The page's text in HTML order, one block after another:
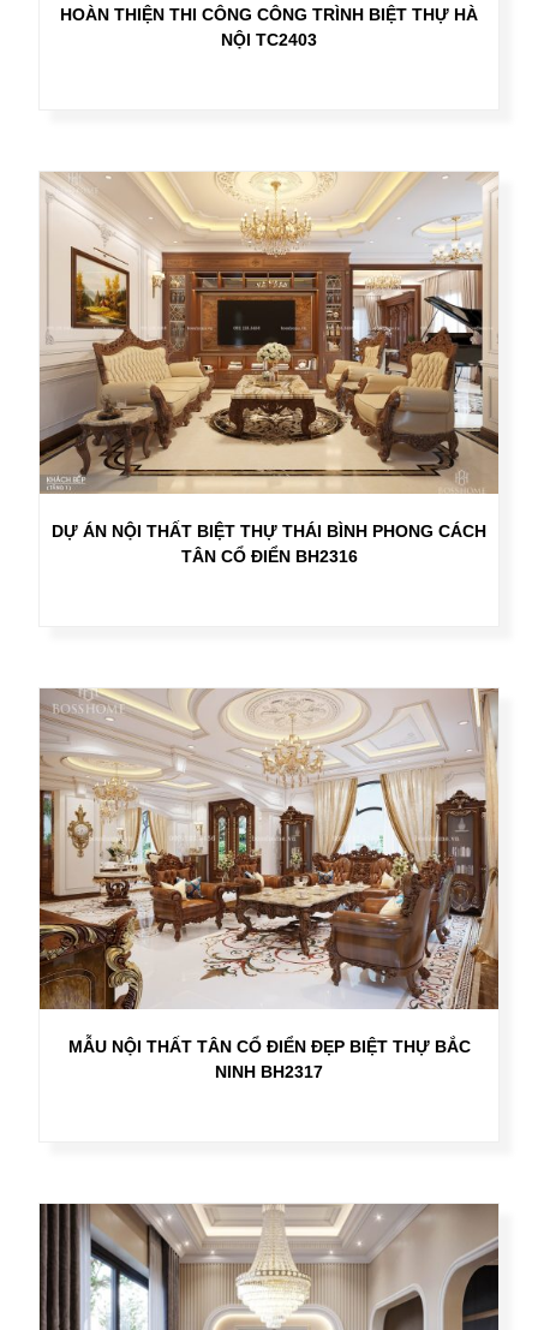
HOÀN THIỆN THI CÔNG CÔNG TRÌNH BIỆT THỰ HÀ
NỘI TC2403
DỰ ÁN NỘI THẤT BIỆT THỰ THÁI BÌNH PHONG CÁCH
TÂN CỔ ĐIỂN BH2316
MẪU NỘI THẤT TÂN CỔ ĐIỂN ĐẸP BIỆT THỰ BẮC
NINH BH2317